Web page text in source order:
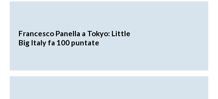
Francesco Panella a Tokyo: Little
Big Italy fa 100 puntate